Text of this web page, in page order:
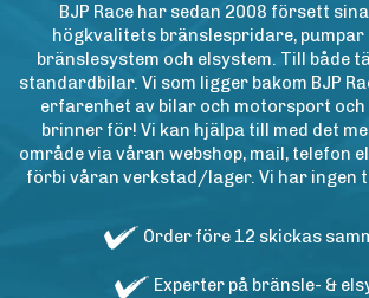
BJP Race har sedan 2008 försett
högkvalitets bränslespridare,
bränslesystem och elsystem. Till både
standardbilar. Vi som ligger bakom BJP
erfarenhet av bilar och motorsport och
brinner för! Vi kan hjälpa till med det
område via våran webshop, mail, telefon
förbi våran verkstad/lager. Vi har ingen
Order före 12 skickas
Experter på bränsle- &